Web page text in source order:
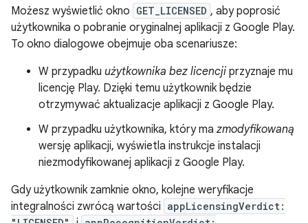
Możesz wyświetlić okno GET_LICENSED , aby poprosić
użytkownika o pobranie oryginalnej aplikacji z Google Play.
To okno dialogowe obejmuje oba scenariusze:
W przypadku użytkownika bez licencji przyznaje mu
licencję Play. Dzięki temu użytkownik będzie
otrzymywać aktualizacje aplikacji z Google Play.
W przypadku użytkownika, który ma zmodyfikowaną
wersję aplikacji, wyświetla instrukcje instalacji
niezmodyfikowanej aplikacji z Google Play.
Gdy użytkownik zamknie okno, kolejne weryfikacje
integralności zwrócą wartości appLicensingVerdict: